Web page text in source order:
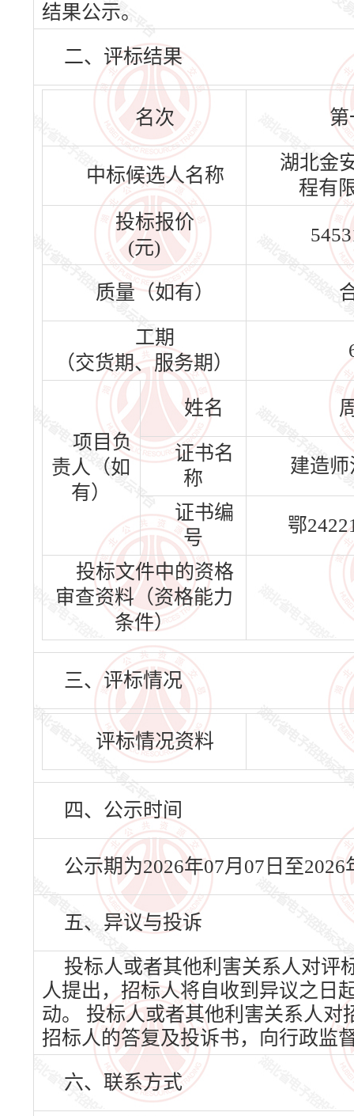
结果公示。
二、评标结果
名次 第
中标候选人名称
湖北金
程有
投标报价
(元)
质量（如有）
工期
（交货期、服务期）
项目负
责人（如
有）
姓名
证书名
称
建造
证书编
号
鄂
投标文件中的资格
审查资料（资格能力
条件）
三、评标情况
评标情况资料
四、公示时间
公示期为2026年07月07日至
五、异议与投诉
投标人或者其他利害关系人对评
人提出，招标人将自收到异议之日
动。 投标人或者其他利害关系人
招标人的答复及投诉书，向行政监
六、联系方式